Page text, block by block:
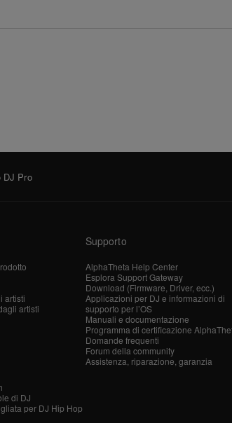
DJ Pro
artisti
artisti
di DJ
per DJ Hip Hop
Supporto
AlphaTheta Help Center
Esplora Support Gateway
Download (Firmware, Driver, ecc.)
Applicazioni per DJ e informazioni di
supporto per l’OS
Manuali e documentazione
Programma di certificazione
Domande frequenti
Forum della community
Assistenza, riparazione, garanzia